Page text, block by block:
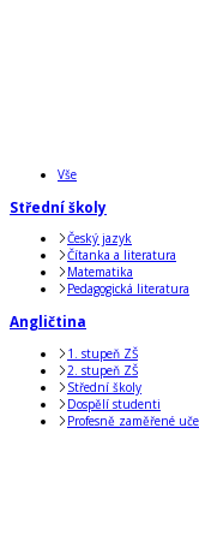
Vše
Střední školy
Český jazyk
Čítanka a literatura
Matematika
Pedagogická literatura
Angličtina
1. stupeň ZŠ
2. stupeň ZŠ
Střední školy
Dospělí studenti
Profesně zaměřené